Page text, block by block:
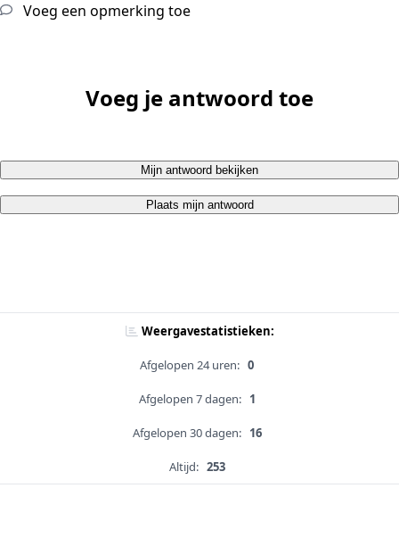
Voeg een opmerking toe
Voeg je antwoord toe
Mijn antwoord bekijken
Plaats mijn antwoord
Weergavestatistieken:
Afgelopen 24 uren: 0
Afgelopen 7 dagen: 1
Afgelopen 30 dagen: 16
Altijd: 253